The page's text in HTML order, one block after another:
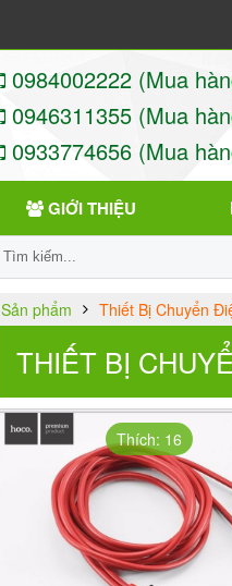
0984002222 (Mua
0946311355 (Mua
0933774656 (Mua
GIỚI THIỆU
Sản phẩm Thiết Bị Chuyển
THIẾT BỊ
Thích: 16